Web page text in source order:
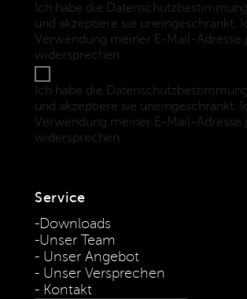
Ich habe die
und akzeptiere sie uneingeschränkt.
Verwendung meiner E-Mail-Adresse
widersprechen.
Ich habe die
und akzeptiere sie uneingeschränkt.
Verwendung meiner E-Mail-Adresse
widersprechen.
Service
Downloads
Unser Team
Unser Angebot
Unser Versprechen
Kontakt